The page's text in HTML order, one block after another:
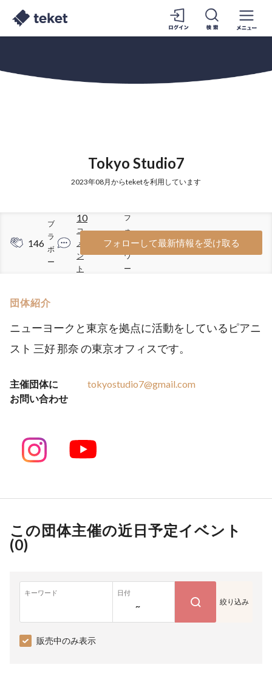
Tokyo Studio7
2023年08月からteketを利用しています
146
ブ
ラ
ボ
ー
10
コ
メ
ン
ト
56
フ
ォ
ロ
ワ
ー
フォローして最新情報を受け取る
団体紹介
ニューヨークと東京を拠点に活動をしているピアニ
スト 三好 那奈 の東京オフィスです。
主催団体に
お問い合わせ
tokyostudio7@gmail.com
この団体主催の近日予定イベント
(0)
キーワード 日付
~ 絞り込み
販売中のみ表示